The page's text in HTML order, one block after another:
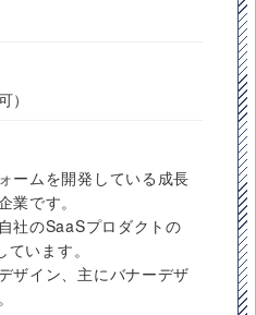
ームを開発している成長
業です。
社のSaaSプロダクトの
います。
ザイン、主にバナーデザ